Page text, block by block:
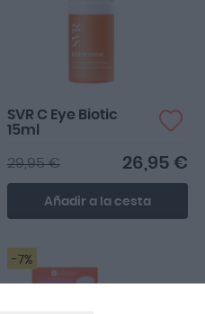
SVR C Eye Biotic
15ml
26,95 €
29,95 €
Añadir a la cesta
-7%